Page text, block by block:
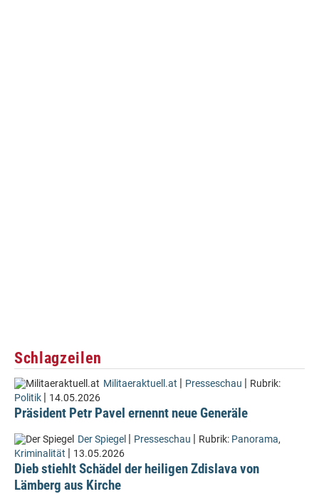
Schlagzeilen
Militaeraktuell.at | Presseschau | Rubrik:
Politik | 14.05.2026
Präsident Petr Pavel ernennt neue Generäle
Der Spiegel | Presseschau | Rubrik: Panorama,
Kriminalität | 13.05.2026
Dieb stiehlt Schädel der heiligen Zdislava von
Lämberg aus Kirche